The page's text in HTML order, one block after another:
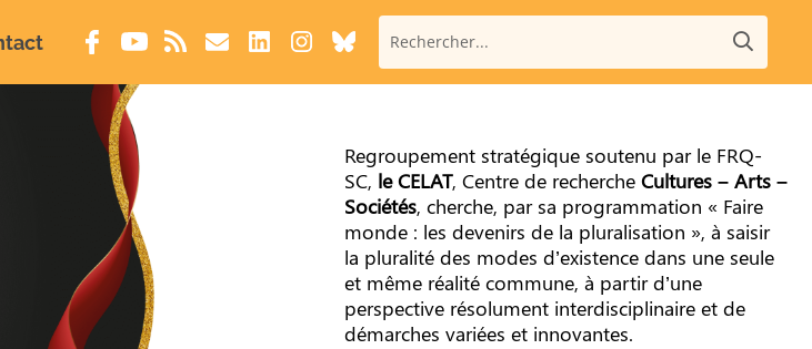
Regroupement stratégique soutenu par le FRQ-
SC, le CELAT, Centre de recherche Cultures – Arts –
Sociétés, cherche, par sa programmation « Faire
monde : les devenirs de la pluralisation », à saisir
la pluralité des modes d’existence dans une seule
et même réalité commune, à partir d’une
perspective résolument interdisciplinaire et de
démarches variées et innovantes.